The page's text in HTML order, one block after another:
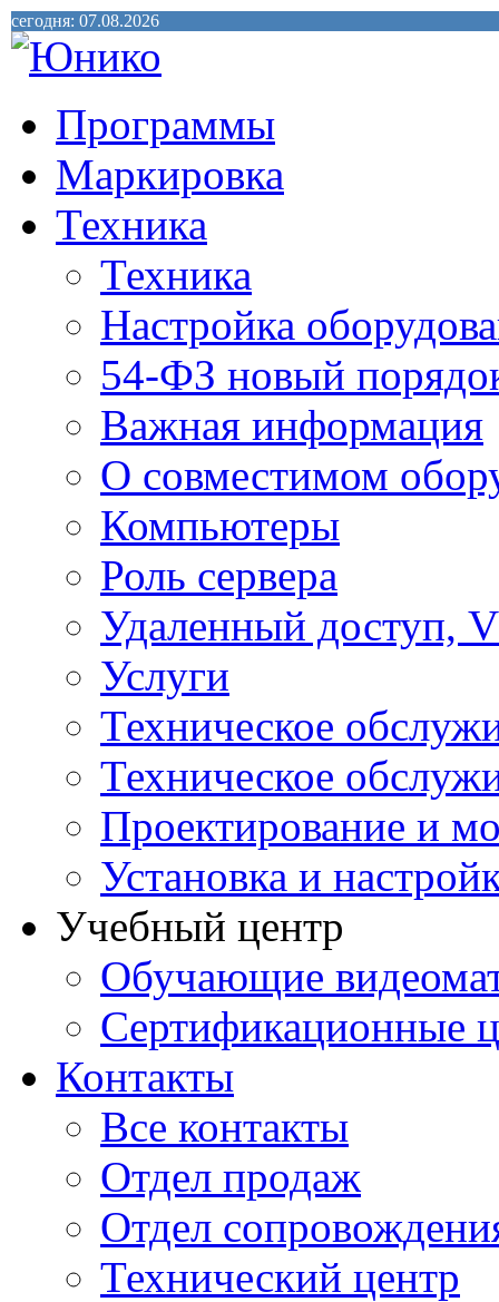
сегодня: 07.08.2026
Программы
Маркировка
Техника
Техника
Настройка
54-ФЗ новый
Важная информация
О совместимом
Компьютеры
Роль сервера
Удаленный доступ,
Услуги
Техническое
Техническое
Проектирование и
Установка и
Учебный центр
Обучающие
Сертификационные
Контакты
Все контакты
Отдел продаж
Отдел
Технический центр